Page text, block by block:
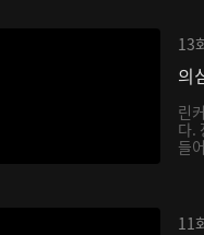
13
의
린
다.
들
11